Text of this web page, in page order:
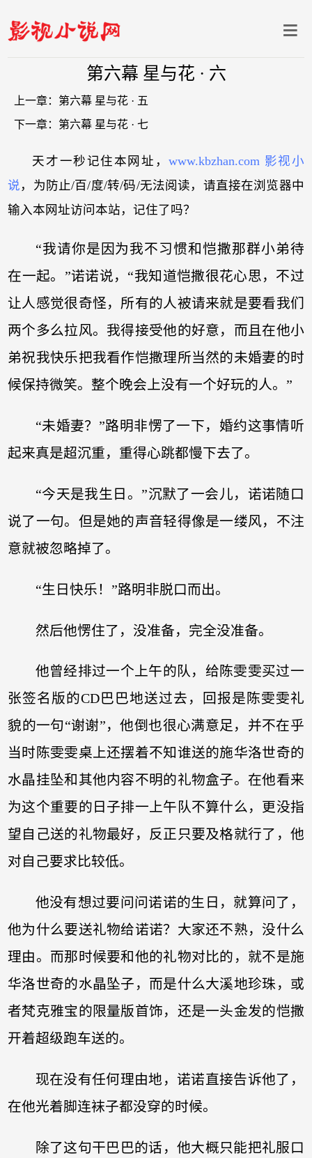
第六幕 星与花 · 六
上一章： 第六幕 星与花 · 五
下一章： 第六幕 星与花 · 七
天才一秒记住本网址，www.kbzhan.com 影视小
说 ，为防止/百/度/转/码/无法阅读，请直接在浏览器中
输入本网址访问本站，记住了吗？
“我请你是因为我不习惯和恺撒那群小弟待
在一起。”诺诺说，“我知道恺撒很花心思，不过
让人感觉很奇怪，所有的人被请来就是要看我们
两个多么拉风。我得接受他的好意，而且在他小
弟祝我快乐把我看作恺撒理所当然的未婚妻的时
候保持微笑。整个晚会上没有一个好玩的人。”
“未婚妻？”路明非愣了一下，婚约这事情听
起来真是超沉重，重得心跳都慢下去了。
“今天是我生日。”沉默了一会儿，诺诺随口
说了一句。但是她的声音轻得像是一缕风，不注
意就被忽略掉了。
“生日快乐！”路明非脱口而出。
然后他愣住了，没准备，完全没准备。
他曾经排过一个上午的队，给陈雯雯买过一
张签名版的CD巴巴地送过去，回报是陈雯雯礼
貌的一句“谢谢”，他倒也很心满意足，并不在乎
当时陈雯雯桌上还摆着不知谁送的施华洛世奇的
水晶挂坠和其他内容不明的礼物盒子。在他看来
为这个重要的日子排一上午队不算什么，更没指
望自己送的礼物最好，反正只要及格就行了，他
对自己要求比较低。
他没有想过要问问诺诺的生日，就算问了，
他为什么要送礼物给诺诺？大家还不熟，没什么
理由。而那时候要和他的礼物对比的，就不是施
华洛世奇的水晶坠子，而是什么大溪地珍珠，或
者梵克雅宝的限量版首饰，还是一头金发的恺撒
开着超级跑车送的。
现在没有任何理由地，诺诺直接告诉他了，
在他光着脚连袜子都没穿的时候。
除了这句干巴巴的话，他大概只能把礼服口